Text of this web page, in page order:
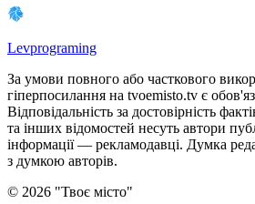
Levprograming
За умови повного або часткового
гіперпосилання на tvoemisto.tv є
Відповідальність за достовірність
та інших відомостей несуть автори
інформації — рекламодавці. Думка
з думкою авторiв.
© 2026 "Твоє місто"